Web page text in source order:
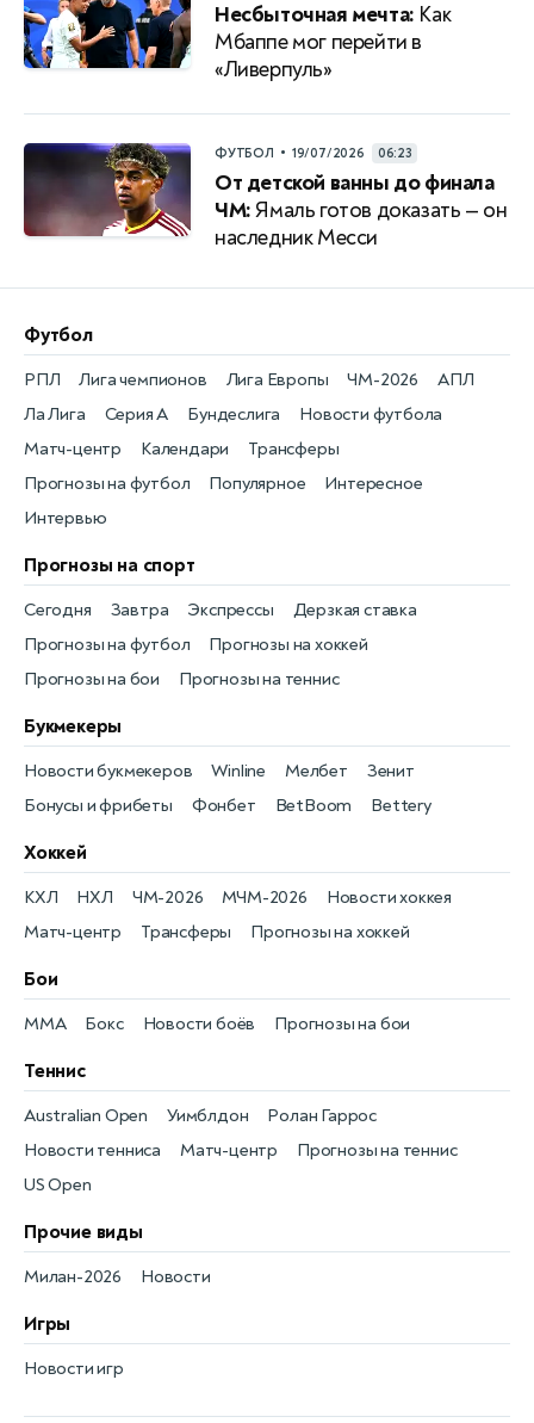
Несбыточная мечта: Как
Мбаппе мог перейти в
«Ливерпуль»
ФУТБОЛ • 19/07/2026 06:23
От детской ванны до финала
ЧМ:Ямаль готов доказать — он
наследник Месси
Футбол
Новости футбола
РПЛ
Матч-центр
Лига чемпионов
Календари
Лига Европы
Трансферы
ЧМ-2026
Прогнозы на футбол
АПЛ
Популярное
Ла Лига
Интересное
Серия А
Интервью
Бундеслига
Прогнозы на спорт
Прогнозы на футбол
Сегодня
Прогнозы на хоккей
Завтра
Прогнозы на бои
Экспрессы
Прогнозы на теннис
Дерзкая ставка
Букмекеры
Бонусы и фрибеты
Новости букмекеров
Фонбет
Winline
BetBoom
Мелбет
Bettery
Зенит
Хоккей
Новости хоккея
КХЛ
Матч-центр
НХЛ
Трансферы
ЧМ-2026
Прогнозы на хоккей
МЧМ-2026
Бои
Новости боёв
MMA Прогнозы на бои
Бокс
Теннис
Новости тенниса
Australian Open
Матч-центр
Уимблдон
Прогнозы на теннис
Ролан Гаррос
US Open
Прочие виды
Новости
Милан-2026
Игры
Новости игр